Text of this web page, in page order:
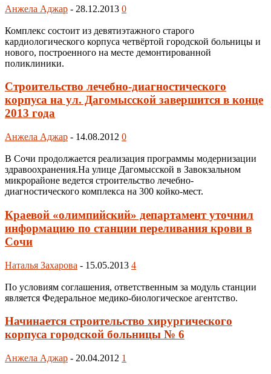
Анжела Аджар - 28.12.2013 0
Комплекс состоит из девятиэтажного старого
кардиологического корпуса четвёртой городской больницы и
нового, построенного на месте демонтированной
поликлиники.
Строительство лечебно-диагностического
корпуса на ул. Дагомысской завершится в конце
2013 года
Анжела Аджар - 14.08.2012 0
В Сочи продолжается реализация программы модернизации
здравоохранения.На улице Дагомысской в Завокзальном
микрорайоне ведется строительство лечебно-
диагностического комплекса на 300 койко-мест.
Краевой «олимпийский» департамент уточнил
информацию по станции переливания крови в
Сочи
Наталья Захарова - 15.05.2013 4
По условиям соглашения, ответственным за модуль станции
является Федеральное медико-биологическое агентство.
Начинается строительство хирургического
корпуса городской больницы № 6
Анжела Аджар - 20.04.2012 1